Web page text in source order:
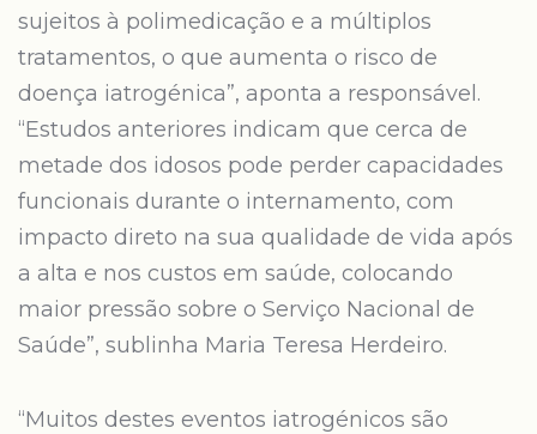
sujeitos à polimedicação e a múltiplos
tratamentos, o que aumenta o risco de
doença iatrogénica”, aponta a responsável.
“Estudos anteriores indicam que cerca de
metade dos idosos pode perder capacidades
funcionais durante o internamento, com
impacto direto na sua qualidade de vida após
a alta e nos custos em saúde, colocando
maior pressão sobre o Serviço Nacional de
Saúde”, sublinha Maria Teresa Herdeiro.
“Muitos destes eventos iatrogénicos são